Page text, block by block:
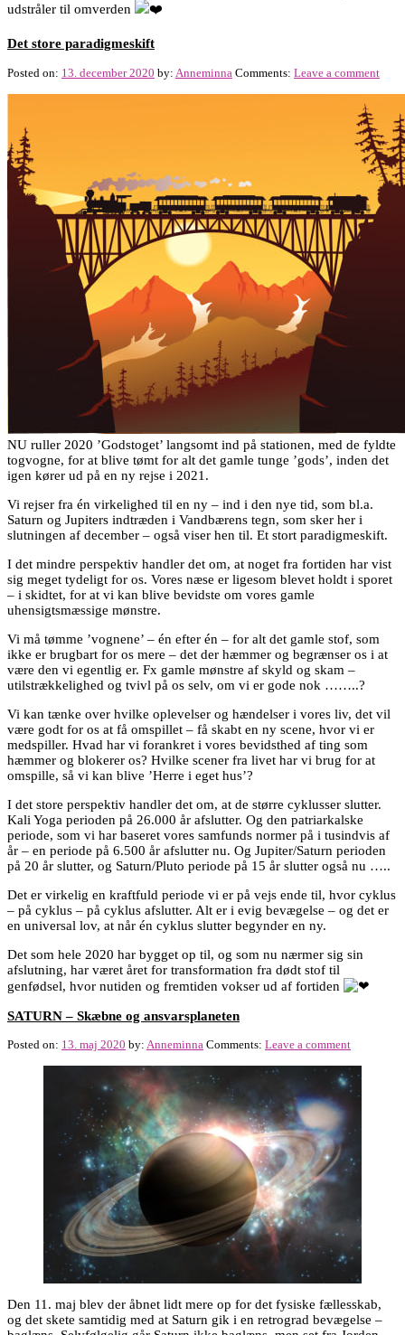
udstråler til omverden
Det store paradigmeskift
Posted on: 13. december 2020 by: Anneminna Comments: Leave a comment
NU ruller 2020 ’Godstoget’ langsomt ind på stationen, med de fyldte
togvogne, for at blive tømt for alt det gamle tunge ’gods’, inden det
igen kører ud på en ny rejse i 2021.
Vi rejser fra én virkelighed til en ny – ind i den nye tid, som bl.a.
Saturn og Jupiters indtræden i Vandbærens tegn, som sker her i
slutningen af december – også viser hen til. Et stort paradigmeskift.
I det mindre perspektiv handler det om, at noget fra fortiden har vist
sig meget tydeligt for os. Vores næse er ligesom blevet holdt i sporet
– i skidtet, for at vi kan blive bevidste om vores gamle
uhensigtsmæssige mønstre.
Vi må tømme ’vognene’ – én efter én – for alt det gamle stof, som
ikke er brugbart for os mere – det der hæmmer og begrænser os i at
være den vi egentlig er. Fx gamle mønstre af skyld og skam –
utilstrækkelighed og tvivl på os selv, om vi er gode nok ……..?
Vi kan tænke over hvilke oplevelser og hændelser i vores liv, det vil
være godt for os at få omspillet – få skabt en ny scene, hvor vi er
medspiller. Hvad har vi forankret i vores bevidsthed af ting som
hæmmer og blokerer os? Hvilke scener fra livet har vi brug for at
omspille, så vi kan blive ’Herre i eget hus’?
I det store perspektiv handler det om, at de større cyklusser slutter.
Kali Yoga perioden på 26.000 år afslutter. Og den patriarkalske
periode, som vi har baseret vores samfunds normer på i tusindvis af
år – en periode på 6.500 år afslutter nu. Og Jupiter/Saturn perioden
på 20 år slutter, og Saturn/Pluto periode på 15 år slutter også nu …..
Det er virkelig en kraftfuld periode vi er på vejs ende til, hvor cyklus
– på cyklus – på cyklus afslutter. Alt er i evig bevægelse – og det er
en universal lov, at når én cyklus slutter begynder en ny.
Det som hele 2020 har bygget op til, og som nu nærmer sig sin
afslutning, har været året for transformation fra dødt stof til
genfødsel, hvor nutiden og fremtiden vokser ud af fortiden
SATURN – Skæbne og ansvarsplaneten
Posted on: 13. maj 2020 by: Anneminna Comments: Leave a comment
Den 11. maj blev der åbnet lidt mere op for det fysiske fællesskab,
og det skete samtidig med at Saturn gik i en retrograd bevægelse –